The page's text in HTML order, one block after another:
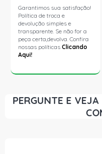
Garantimos sua satisfação!
Política de troca e
devolução simples e
transparente. Se não for a
peça certa,devolva. Confira
nossas políticasClicando
Aqui!
PERGUNTE E